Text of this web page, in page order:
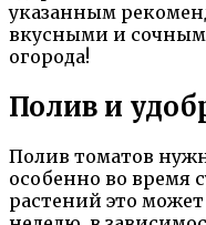
указанным
вкусными и
огорода!
Полив и
Полив томатов
особенно во время
растений это